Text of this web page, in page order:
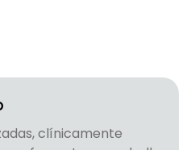
clínicamente